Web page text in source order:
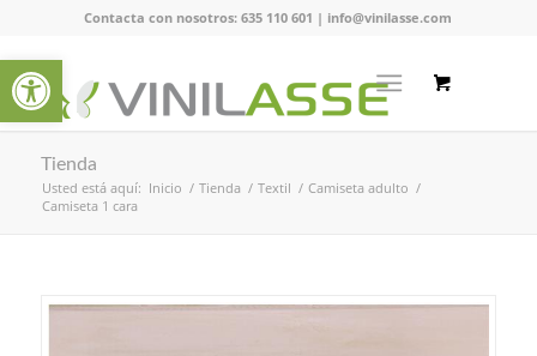
Contacta con nosotros:635 110 601 | info@vinilasse.com
Tienda
Usted está aquí: Inicio / Tienda / Textil / Camiseta adulto /
Camiseta 1 cara
Abrir barra de herramientas